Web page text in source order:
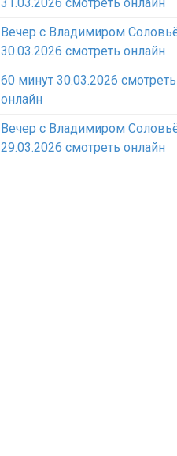
Вечер с Владимиром
30.03.2026 смотреть онлайн
60 минут 30.03.2026 смотреть
онлайн
Вечер с Владимиром
29.03.2026 смотреть онлайн